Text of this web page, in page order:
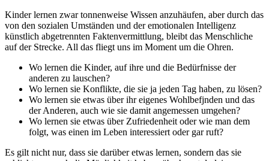
Kinder lernen zwar tonnenweise Wissen anzuhäufen, aber durch das
von den sozialen Umständen und der emotionalen Intelligenz
künstlich abgetrennten Faktenvermittlung, bleibt das Menschliche
auf der Strecke. All das fliegt uns im Moment um die Ohren.
Wo lernen die Kinder, auf ihre und die Bedürfnisse der
anderen zu lauschen?
Wo lernen sie Konflikte, die sie ja jeden Tag haben, zu lösen?
Wo lernen sie etwas über ihr eigenes Wohlbefjnden und das
der Anderen, auch wie sie damit angemessen umgehen?
Wo lernen sie etwas über Zufriedenheit oder wie man dem
folgt, was einen im Leben interessiert oder gar ruft?
Es gilt nicht nur, dass sie darüber etwas lernen, sondern das sie